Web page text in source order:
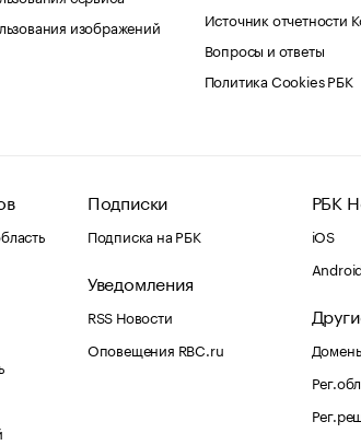
изображений
Источник отчетности
Вопросы и ответы
Политика Cookies РБК
Подписки
Подписка на РБК
Уведомления
RSS Новости
Оповещения RBC.ru
РБК
iOS